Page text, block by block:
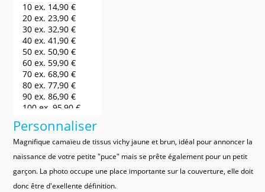
10 ex. 14,90 €
20 ex.23,90 €
30 ex.32,90 €
40 ex.41,90 €
50 ex. 50,90 €
60 ex. 59,90 €
70 ex.68,90 €
80 ex.77,90 €
90 ex.86,90 €
100 ex.95,90 €
140,90 €
200 ex.185,90 €
250 ex.230,90 €
300 ex. 275,90 €
320,90 €
500 ex.365,90 €
600 ex.410,90 €
Personnaliser
Magnifique camaïeu de tissus vichy jaune et brun, idéal pour annoncer la
naissance de votre petite "puce" mais se prête également pour un petit
garçon. La photo occupe une place importante sur la couverture, elle doit
donc être d'exellente définition.